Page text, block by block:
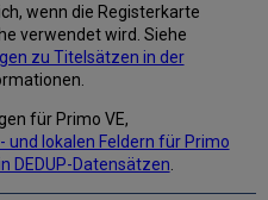
wenn die Registerkarte
verwendet wird. Siehe
zu Titelsätzen in der
für Primo VE,
und lokalen Feldern für Primo
DEDUP-Datensätzen